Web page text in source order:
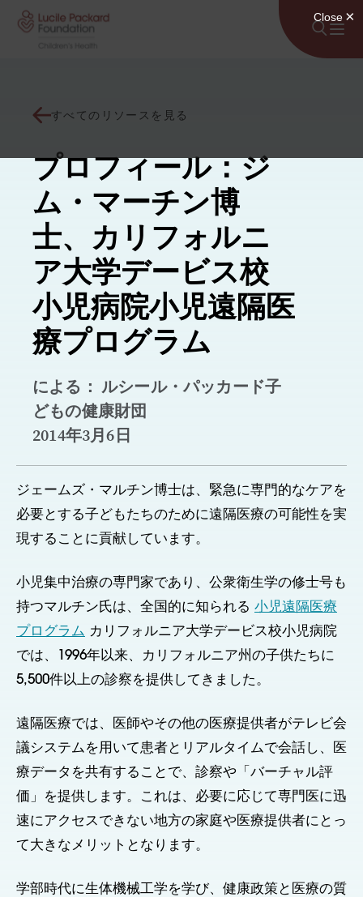
コンテンツにスキップ
すべてのリソースを見る
プロフィール：ジ
ム・マーチン博
士、カリフォルニ
ア大学デービス校
小児病院小児遠隔医
療プログラム
による： ルシール・パッカード子
どもの健康財団
2014年3月6日
ジェームズ・マルチン博士は、緊急に専門的なケアを
必要とする子どもたちのために遠隔医療の可能性を実
現することに貢献しています。
小児集中治療の専門家であり、公衆衛生学の修士号も
持つマルチン氏は、全国的に知られる 小児遠隔医療
プログラム カリフォルニア大学デービス校小児病院
では、1996年以来、カリフォルニア州の子供たちに
5,500件以上の診察を提供してきました。
遠隔医療では、医師やその他の医療提供者がテレビ会
議システムを用いて患者とリアルタイムで会話し、医
療データを共有することで、診察や「バーチャル評
価」を提供します。これは、必要に応じて専門医に迅
速にアクセスできない地方の家庭や医療提供者にとっ
て大きなメリットとなります。
学部時代に生体機械工学を学び、健康政策と医療の質